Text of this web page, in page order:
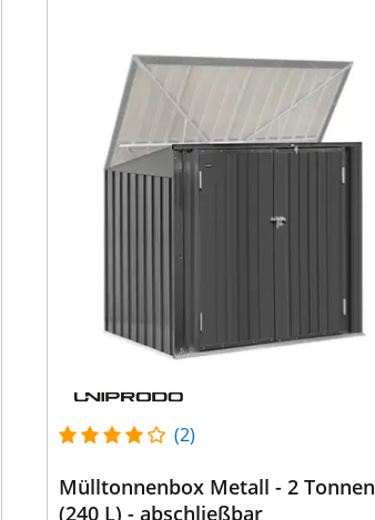
(2)
Mülltonnenbox Metall - 2 Tonnen
(240 L) - abschließbar